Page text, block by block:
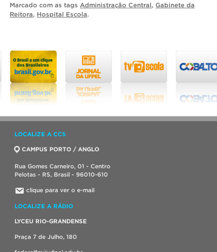
Marcado com as tags Administração Central, Gabinete da
Reitora, Hospital Escola.
LOCALIZE A CCS
CAMPUS PORTO / ANGLO
Rua Gomes Carneiro, 01 - Centro
Pelotas - RS, Brasil - 96010-610
clique para ver o e-mail
LOCALIZE A RÁDIO
LYCEU RIO-GRANDENSE
Praça 7 de Julho, 180